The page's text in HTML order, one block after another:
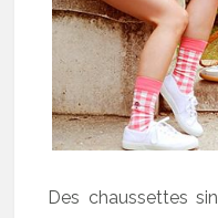
Des chaussettes